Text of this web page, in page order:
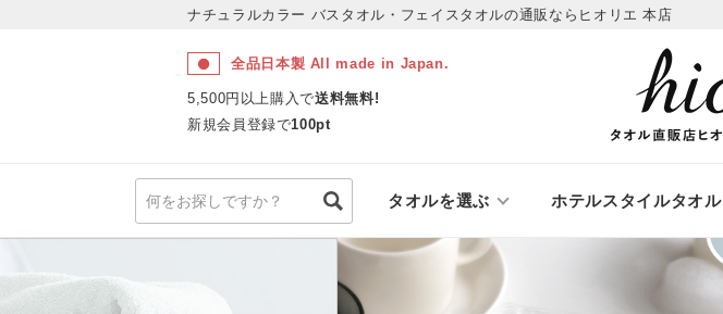
ナチュラルカラー バスタオル・フェイスタオルの通販ならヒオリエ 本店
全品日本製 All made in Japan.
5,500円以上購入で送料無料!
新規会員登録で100pt
タオルを選ぶ ホテルスタイルタオル